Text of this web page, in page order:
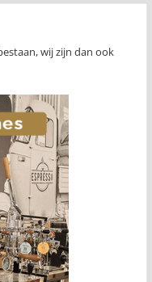
wij zijn dan ook